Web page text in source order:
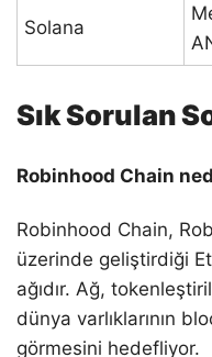
Solana
Sık Sorulan
Robinhood Chain
Robinhood Chain,
üzerinde geliştirdiği
ağıdır. Ağ,
dünya varlıklarının
görmesini hedefliyor.